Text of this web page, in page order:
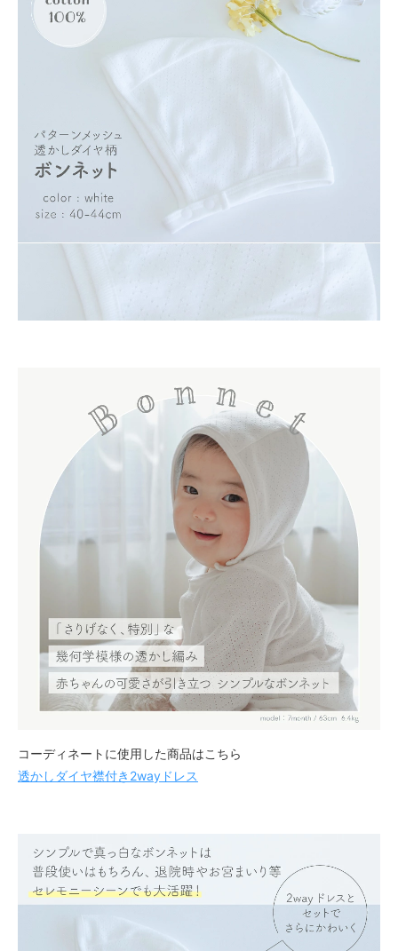
コーディネートに使用した商品はこちら
透かしダイヤ襟付き2wayドレス